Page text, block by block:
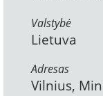
Valstybė
Lietuva
Adresas
Vilnius,